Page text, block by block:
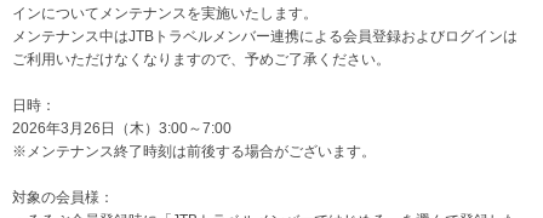
インについてメンテナンスを実施いたします。
メンテナンス中はJTBトラベルメンバー連携による会員登録およびログインは
ご利用いただけなくなりますので、予めご了承ください。
日時：
2026年3月26日（木）3:00～7:00
※メンテナンス終了時刻は前後する場合がございます。
対象の会員様：